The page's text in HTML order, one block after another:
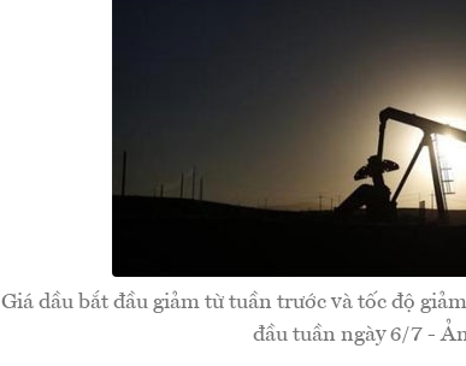
Giá dầu bắt đầu giảm từ tuần trước và tốc độ
đầu tuần ngày 6/7 -